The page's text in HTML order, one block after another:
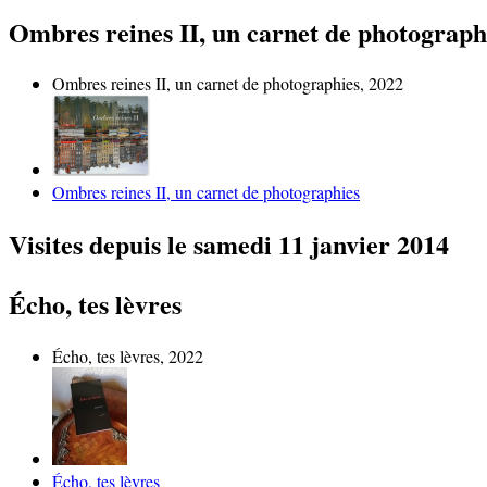
Ombres reines II, un carnet de
Ombres reines II, un carnet de photographies, 2022
Ombres reines II, un carnet de photographies
Visites depuis le samedi 11 janvier 2014
Écho, tes lèvres
Écho, tes lèvres, 2022
Écho, tes lèvres